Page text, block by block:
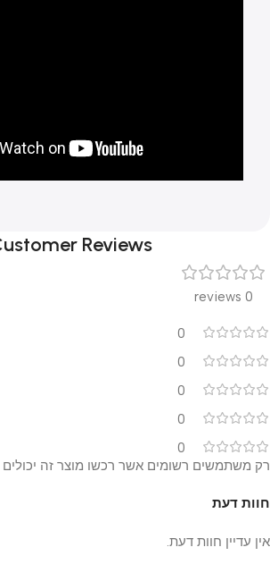
Reviews
0 reviews
0
0
0
0
0
חוות דעת
אין עדיין חוות דעת.
רק משתמשים רשומים אשר רכשו מוצר זה